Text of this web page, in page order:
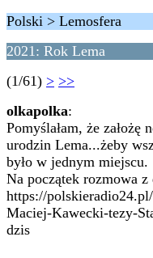
Polski > Lemosfera
2021: Rok Lema
(1/61) > >>
olkapolka:
Pomyślałam, że
urodzin Lema...żeby
było w jednym miejscu.
Na początek rozmowa
https://
Maciej-Kawecki-tezy-
dzis